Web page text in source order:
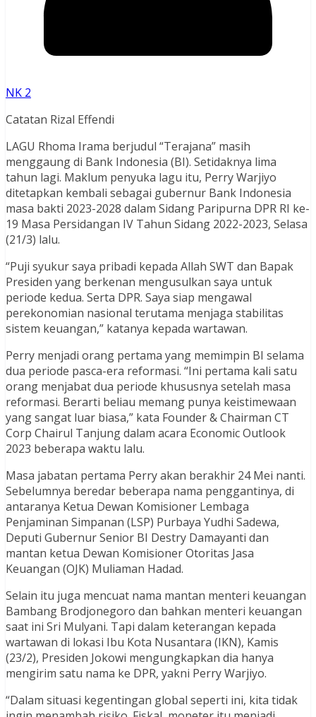
NK 2
Catatan Rizal Effendi
LAGU Rhoma Irama berjudul “Terajana” masih
menggaung di Bank Indonesia (BI). Setidaknya lima
tahun lagi. Maklum penyuka lagu itu, Perry Warjiyo
ditetapkan kembali sebagai gubernur Bank Indonesia
masa bakti 2023-2028 dalam Sidang Paripurna DPR RI ke-
19 Masa Persidangan IV Tahun Sidang 2022-2023, Selasa
(21/3) lalu.
“Puji syukur saya pribadi kepada Allah SWT dan Bapak
Presiden yang berkenan mengusulkan saya untuk
periode kedua. Serta DPR. Saya siap mengawal
perekonomian nasional terutama menjaga stabilitas
sistem keuangan,” katanya kepada wartawan.
Perry menjadi orang pertama yang memimpin BI selama
dua periode pasca-era reformasi. “Ini pertama kali satu
orang menjabat dua periode khususnya setelah masa
reformasi. Berarti beliau memang punya keistimewaan
yang sangat luar biasa,” kata Founder & Chairman CT
Corp Chairul Tanjung dalam acara Economic Outlook
2023 beberapa waktu lalu.
Masa jabatan pertama Perry akan berakhir 24 Mei nanti.
Sebelumnya beredar beberapa nama penggantinya, di
antaranya Ketua Dewan Komisioner Lembaga
Penjaminan Simpanan (LSP) Purbaya Yudhi Sadewa,
Deputi Gubernur Senior BI Destry Damayanti dan
mantan ketua Dewan Komisioner Otoritas Jasa
Keuangan (OJK) Muliaman Hadad.
Selain itu juga mencuat nama mantan menteri keuangan
Bambang Brodjonegoro dan bahkan menteri keuangan
saat ini Sri Mulyani. Tapi dalam keterangan kepada
wartawan di lokasi Ibu Kota Nusantara (IKN), Kamis
(23/2), Presiden Jokowi mengungkapkan dia hanya
mengirim satu nama ke DPR, yakni Perry Warjiyo.
“Dalam situasi kegentingan global seperti ini, kita tidak